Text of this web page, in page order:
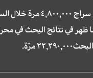
تمّت زيارة موقع سراج
ظهر في نتائج البحث في
البحث٢٢,٢٩٠,٠٠٠ مرّة.